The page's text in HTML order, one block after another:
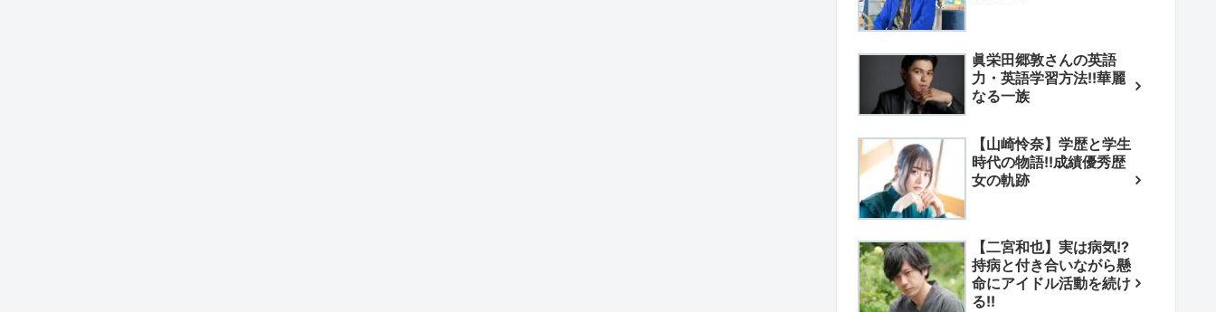
眞栄田郷敦さんの英語
力・英語学習方法!!華麗
なる一族
【山崎怜奈】学歴と学生
時代の物語!!成績優秀歴
女の軌跡
【二宮和也】実は病気!?
持病と付き合いながら懸
命にアイドル活動を続け
る!!